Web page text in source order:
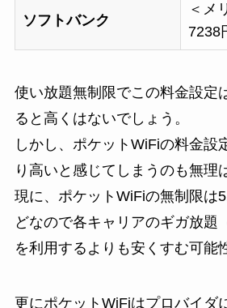
ソフトバンク
＜メ
7238
使い放題無制限でこの料金設定
ると高くはないでしょう。
しかし、ポケットWiFiの料金設
り高いと感じてしまうのも無理
現に、ポケットWiFiの無制限は
どなので各キャリアのギガ放題
を利用するよりも安くすむ可能
更にポケットWiFiはプロバイダ